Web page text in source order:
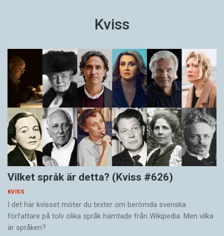
Kviss
Vilket språk är detta? (Kviss #626)
KVISS
I det här kvisset möter du texter om berömda svenska
författare på tolv olika språk hämtade från Wikipedia. Men vilka
är språken?